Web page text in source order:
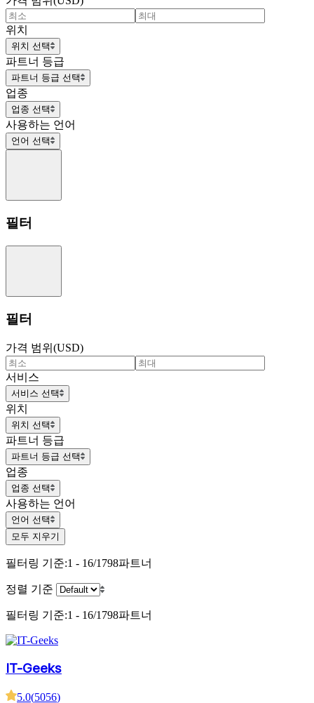
위치
위치 선택
파트너 등급
파트너 등급 선택
업종
업종 선택
사용하는 언어
언어 선택
필터
필터
가격 범위(USD)
서비스
서비스 선택
위치
위치 선택
파트너 등급
파트너 등급 선택
업종
업종 선택
사용하는 언어
언어 선택
모두 지우기
필터링 기준:1 - 16/1798파트너
정렬 기준
필터링 기준:1 - 16/1798파트너
IT-Geeks
5.0(5056)